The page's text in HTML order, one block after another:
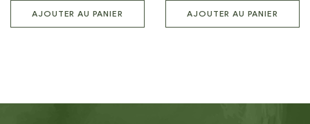
AJOUTER AU PANIER AJOUTER AU PANIER